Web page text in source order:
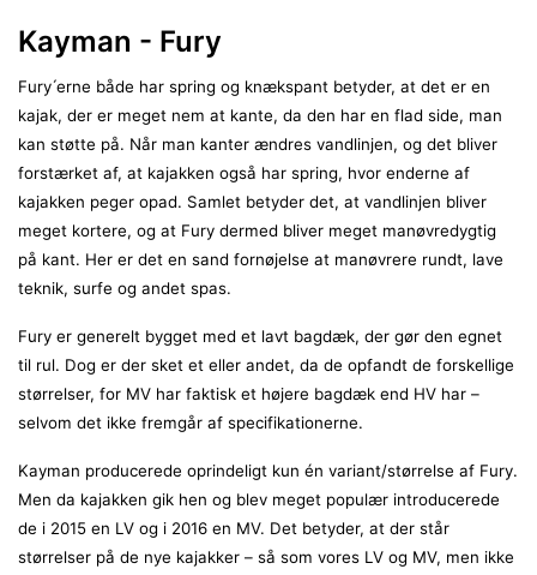
Kayman - Fury
Fury ́erne både har spring og knækspant betyder, at det er en
kajak, der er meget nem at kante, da den har en flad side, man
kan støtte på. Når man kanter ændres vandlinjen, og det bliver
forstærket af, at kajakken også har spring, hvor enderne af
kajakken peger opad. Samlet betyder det, at vandlinjen bliver
meget kortere, og at Fury dermed bliver meget manøvredygtig
på kant. Her er det en sand fornøjelse at manøvrere rundt, lave
teknik, surfe og andet spas.
Fury er generelt bygget med et lavt bagdæk, der gør den egnet
til rul. Dog er der sket et eller andet, da de opfandt de forskellige
størrelser, for MV har faktisk et højere bagdæk end HV har –
selvom det ikke fremgår af specifikationerne.
Kayman producerede oprindeligt kun én variant/størrelse af Fury.
Men da kajakken gik hen og blev meget populær introducerede
de i 2015 en LV og i 2016 en MV. Det betyder, at der står
størrelser på de nye kajakker – så som vores LV og MV, men ikke